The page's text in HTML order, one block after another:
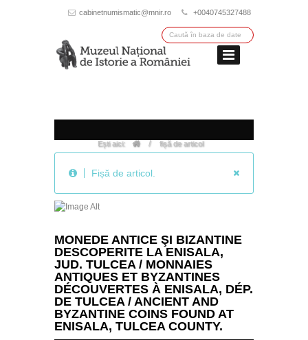
cabinetnumismatic@mnir.ro +0040745327488
Ești aici: / fișă de articol
Fișă de articol.
MONEDE ANTICE ŞI BIZANTINE
DESCOPERITE LA ENISALA,
JUD. TULCEA / MONNAIES
ANTIQUES ET BYZANTINES
DÉCOUVERTES À ENISALA, DÉP.
DE TULCEA / ANCIENT AND
BYZANTINE COINS FOUND AT
ENISALA, TULCEA COUNTY.